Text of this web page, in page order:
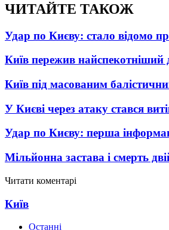
ЧИТАЙТЕ ТАКОЖ
Удар по Києву: стало відомо
Київ пережив найспекотніший
Київ під масованим
У Києві через атаку стався
Удар по Києву: перша
Мільйонна застава і смерть
Читати коментарі
Київ
Останні